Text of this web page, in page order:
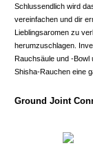
Schlussendlich wird
vereinfachen und dir
Lieblingsaromen zu
herumzuschlagen.
Rauchsäule und -Bowl
Shisha-Rauchen eine
Ground Joint